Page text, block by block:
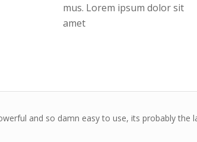
mus. Lorem ipsum dolor sit
amet
and so damn easy to use, its probably the